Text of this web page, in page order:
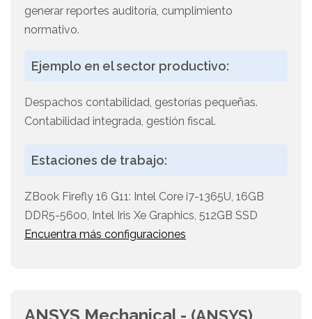
generar reportes auditoría, cumplimiento
normativo.
Ejemplo en el sector productivo:
Despachos contabilidad, gestorías pequeñas.
Contabilidad integrada, gestión fiscal.
Estaciones de trabajo:
ZBook Firefly 16 G11: Intel Core i7-1365U, 16GB
DDR5-5600, Intel Iris Xe Graphics, 512GB SSD
Encuentra más configuraciones